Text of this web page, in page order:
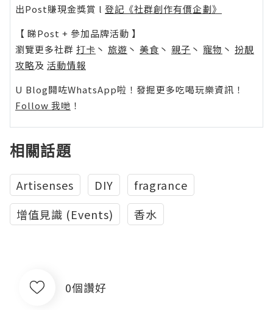
出Post賺現金獎賞 l 登記《社群創作有價企劃》
【 睇Post + 參加品牌活動 】
瀏覽更多社群 打卡 丶 旅遊 丶 美食 丶 親子 丶 寵物 丶 扮靚
攻略及 活動情報
U Blog開咗WhatsApp啦！發掘更多吃喝玩樂資訊！
Follow 我哋 ！
相關話題
Artisenses DIY
fragrance
增值見識 (Events)
香水
0個讚好